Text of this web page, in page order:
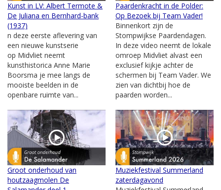
Kunst in LV: Albert Termote &
De Juliana en Bernhard-bank
(1937)
n deze eerste aflevering van
een nieuwe kunstserie
op Midvliet neemt
kunsthistorica Anne Marie
Boorsma je mee langs de
mooiste beelden in de
openbare ruimte van...
Paardenkracht in de Polder:
Op Bezoek bij Team Vader!
Binnenkort zijn de
Stompwijkse Paardendagen.
In deze video neemt de lokale
omroep Midvliet alvast een
exclusief kijkje achter de
schermen bij Team Vader. We
zien van dichtbij hoe de
paarden worden...
Groot onderhoud van
houtzaagmolen De
Muziekfestival Summerland
zaterdagavond